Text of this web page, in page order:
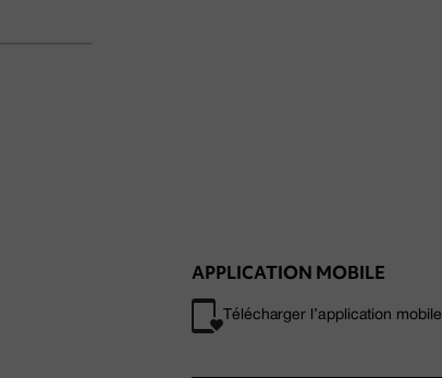
APPLICATION MOBILE
Télécharger l’application mobile